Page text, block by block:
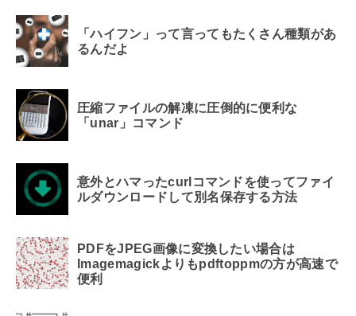
「ハイフン」って言ってもたくさん種類があ
るんだよ
圧縮ファイルの解凍に圧倒的に便利な
「unar」コマンド
意外とハマったcurlコマンドを使ってファイ
ルダウンロードして別名保存する方法
PDFをJPEG画像に変換したい場合は
Imagemagickよりもpdftoppmの方が高速で
便利